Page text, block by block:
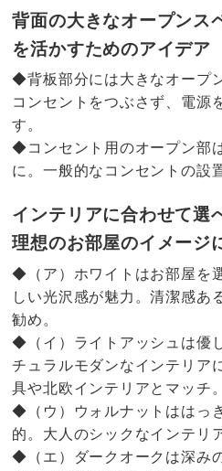
背面の大きなオープンス
を活かすためのアイデア
◆背板部分には大きなオープ
コンセントをつぶさず、電源
す。
◆コンセント用のオープン部
に。一般的なコンセントの設
インテリアに合わせて選
理想のお部屋のイメージ
◆（ア）ホワイトはお部屋を
しい光沢感が魅力。清潔感あ
勧め。
◆（イ）ライトアッシュは優
チュラルモダンなインテリア
具や北欧インテリアとマッチ。
◆（ウ）ウォルナットははっ
的。大人のシックなインテリ
◆（エ）ダークオークは深み